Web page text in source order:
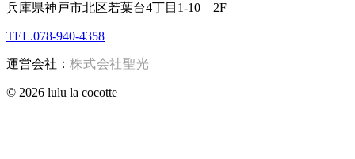
兵庫県神戸市北区若葉台4丁目1-10 2F
TEL.078-940-4358
運営会社： 株式会社聖光
© 2026 lulu la cocotte